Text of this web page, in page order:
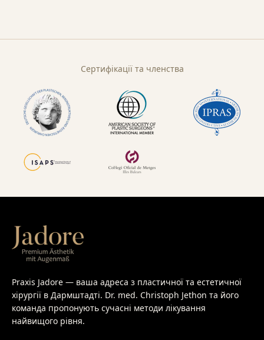
Сертифікації та членства
Praxis Jadore — ваша адреса з пластичної та естетичної
хірургії в Дармштадті. Dr. med. Christoph Jethon та його
команда пропонують сучасні методи лікування
найвищого рівня.